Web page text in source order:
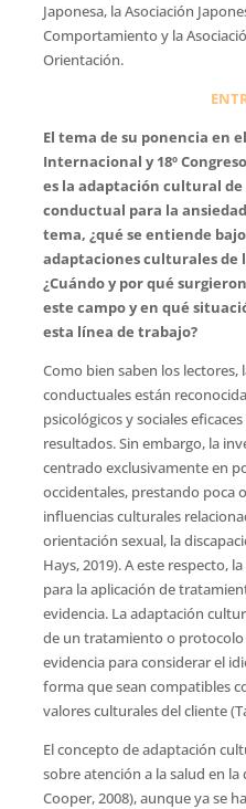
Japonesa, la Asociación
Comportamiento y la
Orientación.
El tema de su ponencia en
Internacional y 18º
es la adaptación cultural
conductual para la
tema, ¿qué se entiende
adaptaciones culturales de
¿Cuándo y por qué
este campo y en qué
esta línea de trabajo?
Como bien saben los lectores,
conductuales están
psicológicos y sociales
resultados. Sin embargo, la
centrado exclusivamente en
occidentales, prestando poca
influencias culturales
orientación sexual, la
Hays, 2019). A este respecto,
para la aplicación de
evidencia. La adaptación
de un tratamiento o
evidencia para considerar el
forma que sean compatibles
valores culturales del cliente
El concepto de adaptación
sobre atención a la salud en la
Cooper, 2008), aunque ya se